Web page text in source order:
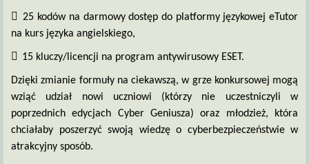
 25 kodów na darmowy dostęp do platformy językowej eTutor
na kurs języka angielskiego,
 15 kluczy/licencji na program antywirusowy ESET.
Dzięki zmianie formuły na ciekawszą, w grze konkursowej mogą
wziąć udział nowi uczniowi (którzy nie uczestniczyli w
poprzednich edycjach Cyber Geniusza) oraz młodzież, która
chciałaby poszerzyć swoją wiedzę o cyberbezpieczeństwie w
atrakcyjny sposób.